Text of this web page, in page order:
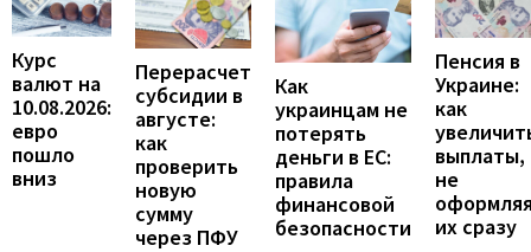
Курс
валют на
10.08.2026:
евро
пошло
вниз
Перерасчет
субсидии в
августе:
как
проверить
новую
сумму
через ПФУ
Как
украинцам не
потерять
деньги в ЕС:
правила
финансовой
безопасности
Пенсия в
Украине:
как
выплаты,
не
их сразу